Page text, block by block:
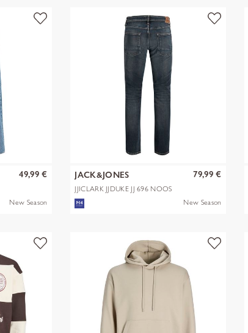
49,99 €
New Season
JACK&JONES
JJICLARK JJDUKE JJ 696 NOOS
79,99 €
New Season